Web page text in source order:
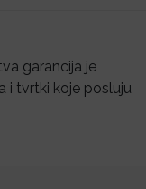
garancija je
i tvrtki koje posluju